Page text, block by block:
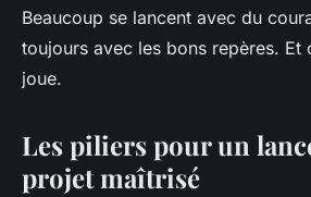
Beaucoup se lancent avec du
toujours avec les bons repères. Et
joue.
Les piliers pour un
projet maîtrisé